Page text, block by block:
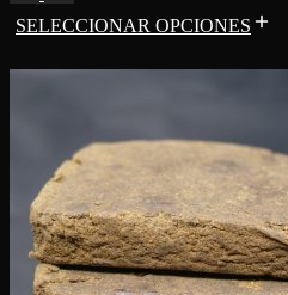
SELECCIONAR OPCIONES